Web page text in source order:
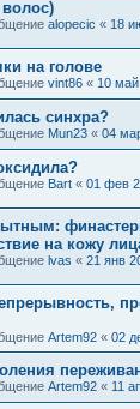
волос)
alopecic « 18
на голове
vint86 « 10
синхра?
Mun23 « 04
Bart « 01 фев
на кожу
lvas « 21 янв
Artem92 « 02
Artem92 « 11